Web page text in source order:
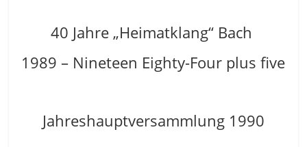
40 Jahre „Heimatklang“ Bach
1989 – Nineteen Eighty-Four plus five
Jahreshauptversammlung 1990